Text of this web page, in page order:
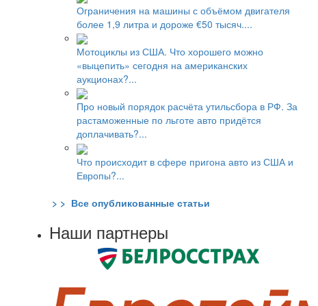
Ограничения на машины с объёмом двигателя
более 1,9 литра и дороже €50 тысяч....
Мотоциклы из США. Что хорошего можно
«выцепить» сегодня на американских
аукционах?...
Про новый порядок расчёта утильсбора в РФ. За
растаможенные по льготе авто придётся
доплачивать?...
Что происходит в сфере пригона авто из США и
Европы?...
> > Все опубликованные статьи
Наши партнеры